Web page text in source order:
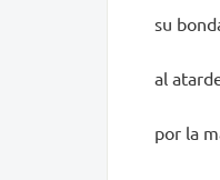
su
al
por la